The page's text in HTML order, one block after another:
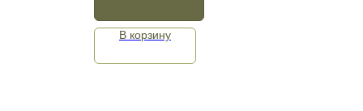
В корзину